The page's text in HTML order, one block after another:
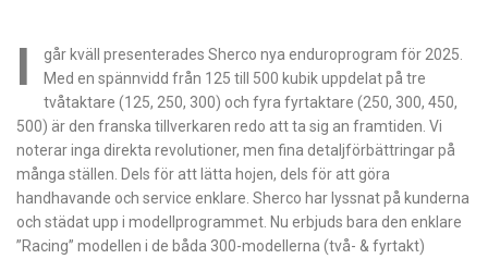
I
går kväll presenterades Sherco nya enduroprogram för 2025.
Med en spännvidd från 125 till 500 kubik uppdelat på tre
tvåtaktare (125, 250, 300) och fyra fyrtaktare (250, 300, 450,
500) är den franska tillverkaren redo att ta sig an framtiden. Vi
noterar inga direkta revolutioner, men fina detaljförbättringar på
många ställen. Dels för att lätta hojen, dels för att göra
handhavande och service enklare. Sherco har lyssnat på kunderna
och städat upp i modellprogrammet. Nu erbjuds bara den enklare
”Racing” modellen i de båda 300-modellerna (två- & fyrtakt)